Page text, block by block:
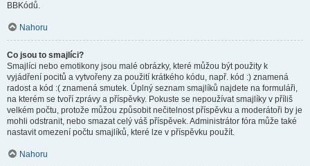
BBKódů.
Nahoru
Co jsou to smajlíci?
Smajlíci nebo emotikony jsou malé obrázky, které můžou být použity k
vyjádření pocitů a vytvořeny za použití krátkého kódu, např. kód :) znamená
radost a kód :( znamená smutek. Úplný seznam smajlíků najdete na formuláři,
na kterém se tvoří zprávy a příspěvky. Pokuste se nepoužívat smajlíky v příliš
velkém počtu, protože můžou způsobit nečitelnost příspěvku a moderátoři by je
mohli odstranit, nebo smazat celý váš příspěvek. Administrátor fóra může také
nastavit omezení počtu smajlíků, které lze v příspěvku použít.
Nahoru